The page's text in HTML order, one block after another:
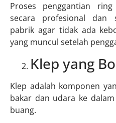
Proses penggantian
secara profesional dan
pabrik agar tidak ada
yang muncul setelah
Klep yang
Klep adalah komponen
bakar dan udara ke
buang.